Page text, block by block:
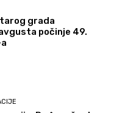
grada
počinje 49.